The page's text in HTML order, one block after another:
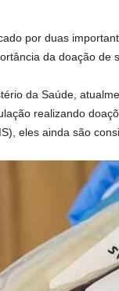
por duas
da doação de
da Saúde,
realizando
eles ainda são